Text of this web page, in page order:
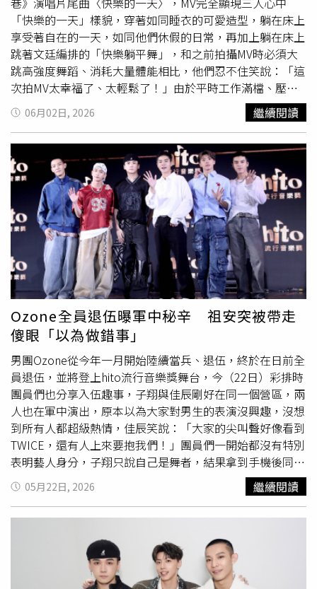
「快樂的一天」樣貌，穿著如同睡衣的可愛造型，躺在床上
享受著自在的一天，如同他們休假的日常，再加上躺在床上
跳著文廷編排的「快樂躺平舞」，和之前拍攝MV時必須大
跳高強度舞蹈、消耗大量體能相比，他們忍不住笑說：「這
次拍MV太幸福了、太輕鬆了！」由於平時工作滿檔、壓力
頗大的三人異口同聲表示，自己「快樂的一天」就是可以放
空、好好休息，而這次MV就讓他們如願，大半的過程都是
躺在床上或坐在床上完成拍攝，舒服的環境讓3人躺著拍攝
時都直說：「可以讓我們就這樣睡一下嗎？」文廷為了這首
歌特別編排一段非常可愛的「快樂躺平舞」，他說：「希望
大家早上醒來時，就算還躺在床上，也可以跟著〈快樂的一
天〉一起動一動、跳一跳，用最輕鬆的方式一起迎接新的一
天，讓快樂不只停留在旋律裡，而是真的成為每個人生活中
的日常儀式感。」眼尖的粉絲也發現MV中的彩蛋，正是因
為當兵沒有參與這首歌曲的三位成員周子翔、李哲言和林佳
辰，以非常逗趣的方式現身在MV中，此外，還可以發現在
聽音樂的祖安床上有一張「Ozone」的黑膠唱盤，但封面上
出現的卻是由動物組成員的樂團，有哈士奇、浣熊、狐狸、
鴨子、兔子和梅花鹿，分別對映著6位成員的屬性，十分可
愛，也讓粉絲驚喜不已，表示：「沒有忘記當兵的成員，真
的是團魂滿滿。周祖安、林煥鈞、黃文廷開心跳躺平舞。
（圖／索尼音樂提供）
06月02日, 2026 繼續閱讀
Ozone全員退伍曝軍中秘辛 祖安突被帶走
傻眼「以為做錯事」
男團Ozone從今年一月開始陸續當兵、退伍，終於在日前全
員退伍，並將登上hito流行音樂獎舞台，今（22日）彩排時
團員們也分享入伍趣事，子翔與佳辰剛好在同一個營區，兩
人也在軍中演出，原本以為大家對男生的表演沒興趣，沒想
到所有人都超級熱情，佳辰笑說：「大家的尖叫聲好像看到
TWICE，還有人上來要抱我們！」團員們一開始都沒有特別
表明藝人身分，子翔只說自己是舞者，結果拿到手機後同袍
一查新聞就發現他是歌手，佳辰開玩笑說：「不想隱瞞，但
我也不好意思自己講！」祖安則說某天突然被隔壁連的班長
叫走，他原本以為自己做錯事，結果被帶到都是班長的桌
軍旅裡面有人是我的粉絲！」Ozone分享入伍的各種趣事。
（圖／侯世駿攝）談到軍中趣事，佳辰說某天睡到一半，突
然被鄰兵搖醒，「他說被鬼壓床，這裡有『好兄弟』，我說
05月22日, 2026 繼續閱讀